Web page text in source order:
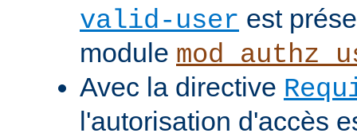
valid-user est
module
Avec la directive
l'autorisation d'accès